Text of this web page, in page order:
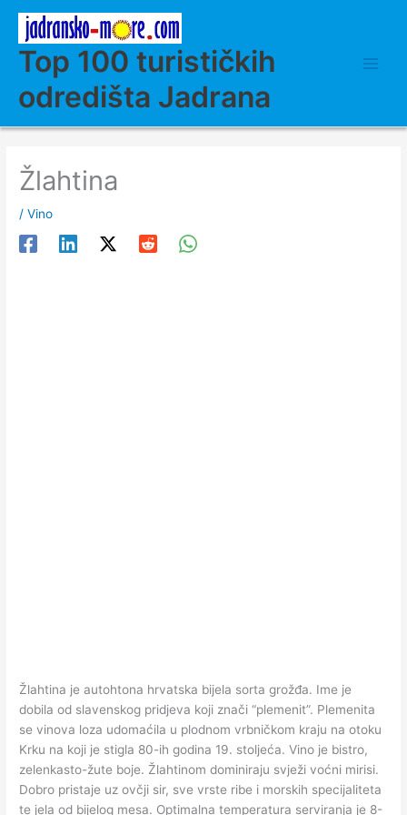
contentTop 100 turističkih
odredišta Jadrana
Žlahtina
/Vino
Žlahtina je autohtona hrvatska bijela sorta grožđa. Ime je
dobila od slavenskog pridjeva koji znači “plemenit”. Plemenita
se vinova loza udomaćila u plodnom vrbničkom kraju na otoku
Krku na koji je stigla 80-ih godina 19. stoljeća. Vino je bistro,
zelenkasto-žute boje. Žlahtinom dominiraju svježi voćni mirisi.
Dobro pristaje uz ovčji sir, sve vrste ribe i morskih specijaliteta
te jela od bijelog mesa. Optimalna temperatura serviranja je 8-